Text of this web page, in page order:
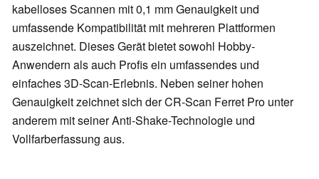
kabelloses Scannen mit 0,1 mm Genauigkeit und
umfassende Kompatibilität mit mehreren Plattformen
auszeichnet. Dieses Gerät bietet sowohl Hobby-
Anwendern als auch Profis ein umfassendes und
einfaches 3D-Scan-Erlebnis. Neben seiner hohen
Genauigkeit zeichnet sich der CR-Scan Ferret Pro unter
anderem mit seiner Anti-Shake-Technologie und
Vollfarberfassung aus.